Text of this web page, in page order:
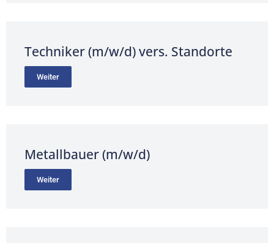
Techniker (m/w/d) vers. Standorte
Weiter
Metallbauer (m/w/d)
Weiter